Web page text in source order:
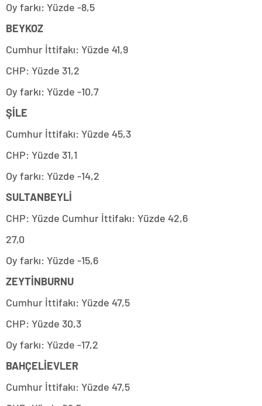
Oy farkı: Yüzde -8,5
BEYKOZ
Cumhur İttifakı: Yüzde 41,9
CHP: Yüzde 31,2
Oy farkı: Yüzde -10,7
ŞİLE
Cumhur İttifakı: Yüzde 45,3
CHP: Yüzde 31,1
Oy farkı: Yüzde -14,2
SULTANBEYLİ
CHP: Yüzde Cumhur İttifakı: Yüzde 42,6
27,0
Oy farkı: Yüzde -15,6
ZEYTİNBURNU
Cumhur İttifakı: Yüzde 47,5
CHP: Yüzde 30,3
Oy farkı: Yüzde -17,2
BAHÇELİEVLER
Cumhur İttifakı: Yüzde 47,5